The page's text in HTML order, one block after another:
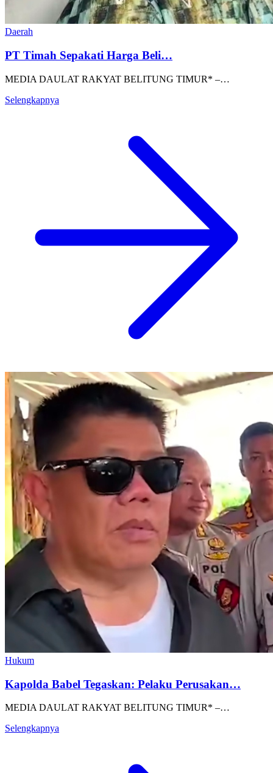
Daerah
PT Timah Sepakati Harga Beli…
MEDIA DAULAT RAKYAT BELITUNG TIMUR* –…
Selengkapnya
Hukum
Kapolda Babel Tegaskan: Pelaku Perusakan…
MEDIA DAULAT RAKYAT BELITUNG TIMUR* –…
Selengkapnya